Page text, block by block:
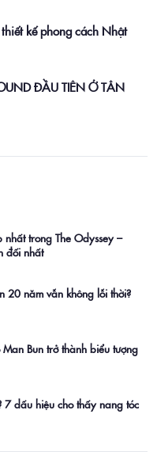
kế phong cách Nhật
ĐẦU TIÊN Ở TÂN
nhất trong The Odyssey –
đối nhất
20 năm vẫn không lỗi thời?
Bun trở thành biểu tượng
7 dấu hiệu cho thấy nang tóc